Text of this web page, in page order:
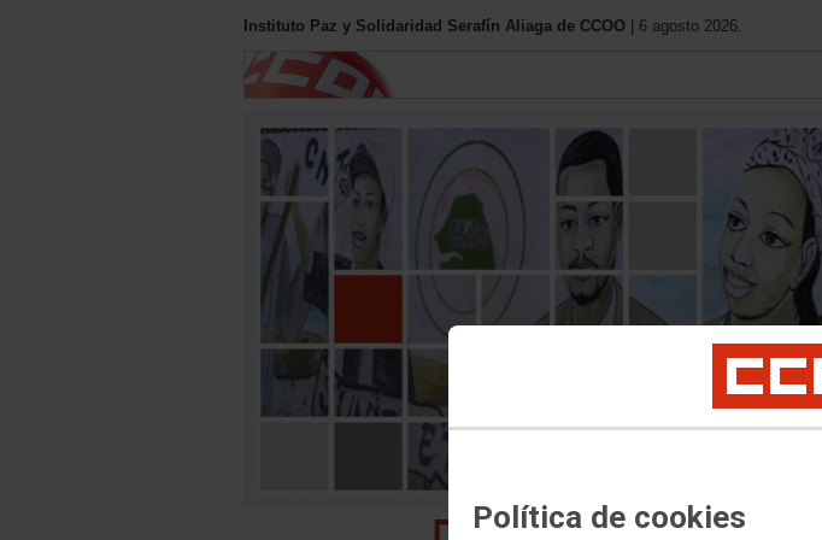
Política de cookies
Instituto Paz y Solidaridad Serafín Aliaga de CCOO | 6 agosto 2026.